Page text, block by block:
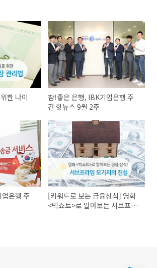
한 나이
참!좋은 은행, IBK기업은행 주
간 핫뉴스 9월 2주
은행 주
[키워드로 보는 금융상식] 영화
<빅쇼트>로 알아보는 서브프라